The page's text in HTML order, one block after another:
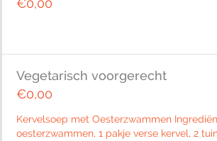
€0,00
Vegetarisch voorgerecht
€0,00
Kervelsoep met Oesterzwammen
oesterzwammen, 1 pakje verse kervel, 2